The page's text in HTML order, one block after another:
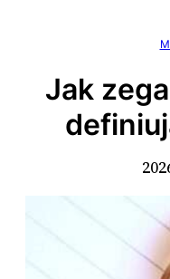
Jak